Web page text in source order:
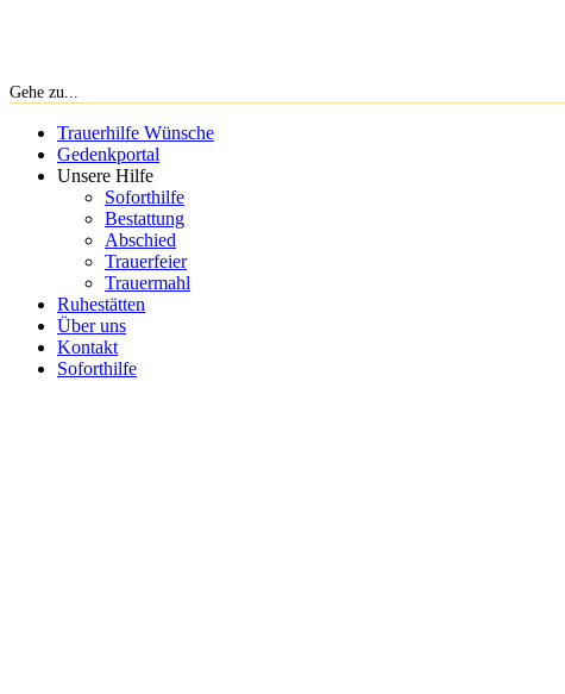
Gehe zu...
Trauerhilfe Wünsche
Gedenkportal
Unsere Hilfe
Soforthilfe
Bestattung
Abschied
Trauerfeier
Trauermahl
Ruhestätten
Über uns
Kontakt
Soforthilfe